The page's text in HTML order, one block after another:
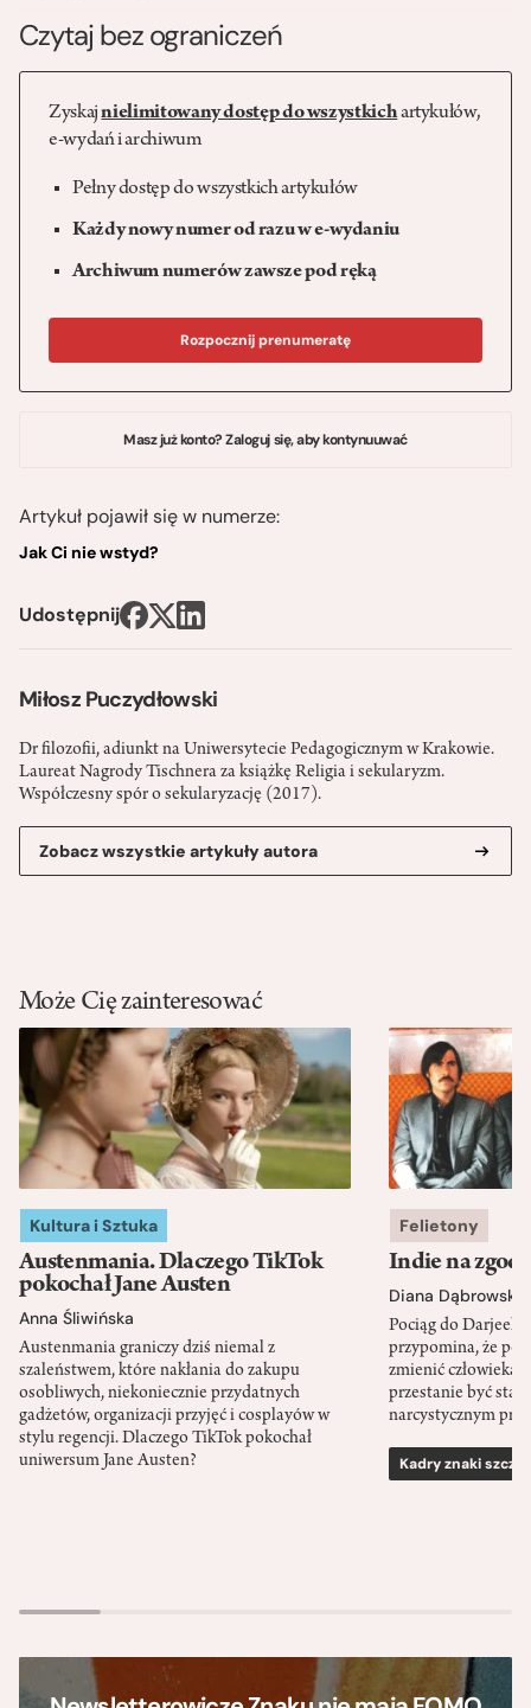
Miłosz Puczydłowski
Dr filozofii, adiunkt na Uniwersytecie Pedagogicznym w Krakowie.
Laureat Nagrody Tischnera za książkę Religia i sekularyzm.
Współczesny spór o sekularyzację (2017).
Zobacz wszystkie artykuły autora
Czytaj bez ograniczeń
Zyskajnielimitowany dostęp do wszystkichartykułów,
e-wydań i archiwum
Pełny dostęp do wszystkich artykułów
Każdy nowy numer od razu w e-wydaniu
Archiwum numerów zawsze pod ręką
Rozpocznij prenumeratę
Masz już konto? Zaloguj się, aby kontynuuwać
Artykuł pojawił się w numerze:
Jak Ci nie wstyd?
Udostępnij
Może Cię zainteresować
Kultura i Sztuka
Austenmania. Dlaczego TikTok
pokochał Jane Austen
Anna Śliwińska
Austenmania graniczy dziś niemal z
szaleństwem, które nakłania do zakupu
osobliwych, niekoniecznie przydatnych
gadżetów, organizacji przyjęć i cosplayów w
stylu regencji. Dlaczego TikTok pokochał
uniwersum Jane Austen?
Felietony
Indie na
Diana Dąbrowska
Pociąg do
przypomina, że
zmienić człowieka
przestanie być
narcystycznym
Kadry znaki